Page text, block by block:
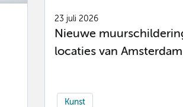
23 juli 2026
Nieuwe
locaties van
Kunst